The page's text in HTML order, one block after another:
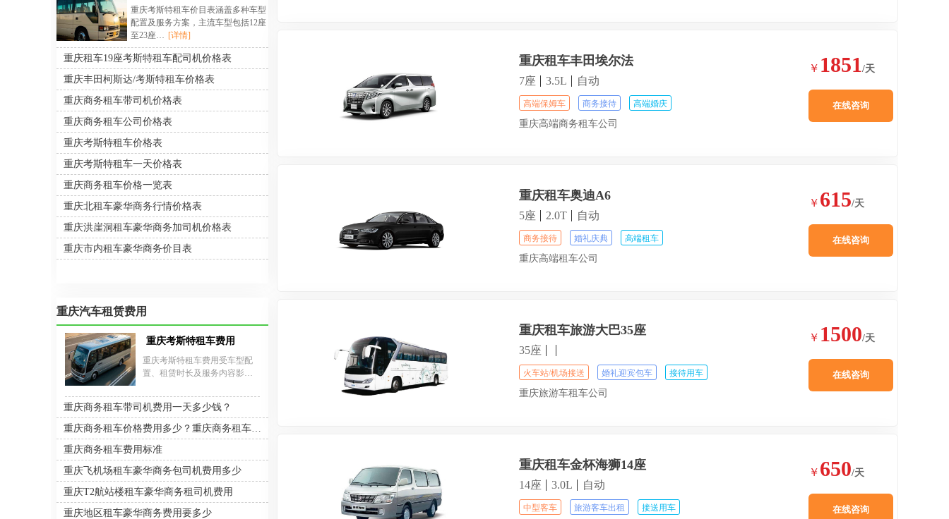
重庆租车丰田埃尔法
7座 3.5L 自动
高端保姆车 商务接待 高端婚庆
重庆高端商务租车公司
￥ 1851/天
在线咨询
重庆租车奥迪A6
5座 2.0T 自动
商务接待 婚礼庆典 高端租车
重庆高端租车公司
￥ 615/天
在线咨询
重庆租车旅游大巴35座
35座
火车站/机场接送 婚礼迎宾包车 接待用车
重庆旅游车租车公司
￥ 1500/天
在线咨询
重庆租车金杯海狮14座
14座 3.0L 自动
中型客车 旅游客车出租 接送用车
￥ 650/天
在线咨询
重庆考斯特租车价目表涵盖多种车型
配置及服务方案，主流车型包括12座
至23座… [详情]
重庆租车19座考斯特租车配司机价格表
重庆丰田柯斯达/考斯特租车价格表
重庆商务租车带司机价格表
重庆商务租车公司价格表
重庆考斯特租车价格表
重庆考斯特租车一天价格表
重庆商务租车价格一览表
重庆北租车豪华商务行情价格表
重庆洪崖洞租车豪华商务加司机价格表
重庆市内租车豪华商务价目表
重庆汽车租赁费用
重庆考斯特租车费用
重庆考斯特租车费用受车型配
置、租赁时长及服务内容影
在700-1800元/天之间，其中19
座考斯特分为豪华型（1200-
1800元/天）与标配版（700-
1200元/天），含8小时服务、
100公里及保险。重庆考斯特租
赁费用包含司机工资时，带司
机日租价约1400元/天，超时费
100元/小时，超公里费10元/公
里，另需支付过路费、停车费
及司机工作餐费。重庆考斯特
重庆商务租车带司机费用一天多少钱？
重庆商务租车价格费用多少？重庆商务租车公司哪家好?
重庆商务租车费用标准
重庆飞机场租车豪华商务包司机费用多少
重庆T2航站楼租车豪华商务租司机费用
重庆地区租车豪华商务费用要多少